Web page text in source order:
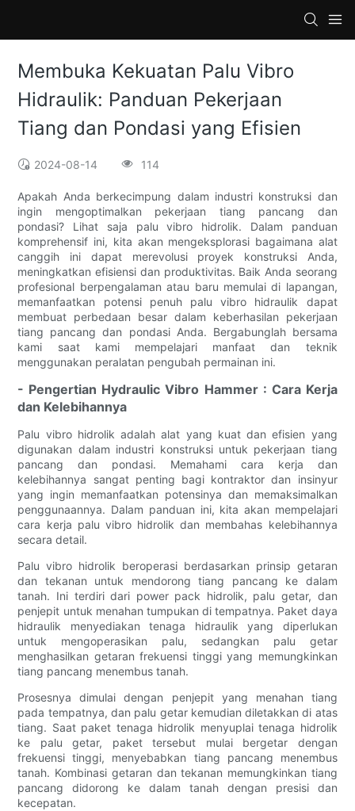
Membuka Kekuatan Palu Vibro
Hidraulik: Panduan Pekerjaan
Tiang dan Pondasi yang Efisien
2024-08-14 114
Apakah Anda berkecimpung dalam industri konstruksi dan
ingin mengoptimalkan pekerjaan tiang pancang dan
pondasi? Lihat saja palu vibro hidrolik. Dalam panduan
komprehensif ini, kita akan mengeksplorasi bagaimana alat
canggih ini dapat merevolusi proyek konstruksi Anda,
meningkatkan efisiensi dan produktivitas. Baik Anda seorang
profesional berpengalaman atau baru memulai di lapangan,
memanfaatkan potensi penuh palu vibro hidraulik dapat
membuat perbedaan besar dalam keberhasilan pekerjaan
tiang pancang dan pondasi Anda. Bergabunglah bersama
kami saat kami mempelajari manfaat dan teknik
menggunakan peralatan pengubah permainan ini.
- Pengertian Hydraulic Vibro Hammer : Cara Kerja
dan Kelebihannya
Palu vibro hidrolik adalah alat yang kuat dan efisien yang
digunakan dalam industri konstruksi untuk pekerjaan tiang
pancang dan pondasi. Memahami cara kerja dan
kelebihannya sangat penting bagi kontraktor dan insinyur
yang ingin memanfaatkan potensinya dan memaksimalkan
penggunaannya. Dalam panduan ini, kita akan mempelajari
cara kerja palu vibro hidrolik dan membahas kelebihannya
secara detail.
Palu vibro hidrolik beroperasi berdasarkan prinsip getaran
dan tekanan untuk mendorong tiang pancang ke dalam
tanah. Ini terdiri dari power pack hidrolik, palu getar, dan
penjepit untuk menahan tumpukan di tempatnya. Paket daya
hidraulik menyediakan tenaga hidraulik yang diperlukan
untuk mengoperasikan palu, sedangkan palu getar
menghasilkan getaran frekuensi tinggi yang memungkinkan
tiang pancang menembus tanah.
Prosesnya dimulai dengan penjepit yang menahan tiang
pada tempatnya, dan palu getar kemudian diletakkan di atas
tiang. Saat paket tenaga hidrolik menyuplai tenaga hidrolik
ke palu getar, paket tersebut mulai bergetar dengan
frekuensi tinggi, menyebabkan tiang pancang menembus
tanah. Kombinasi getaran dan tekanan memungkinkan tiang
pancang didorong ke dalam tanah dengan presisi dan
kecepatan.